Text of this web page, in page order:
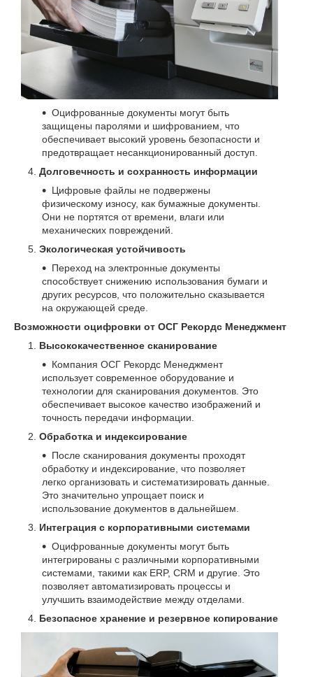
Оцифрованные документы могут быть
защищены паролями и шифрованием, что
обеспечивает высокий уровень безопасности и
предотвращает несанкционированный доступ.
Долговечность и сохранность информации
Цифровые файлы не подвержены
физическому износу, как бумажные документы.
Они не портятся от времени, влаги или
механических повреждений.
Экологическая устойчивость
Переход на электронные документы
способствует снижению использования бумаги и
других ресурсов, что положительно сказывается
на окружающей среде.
Возможности оцифровки от ОСГ Рекордс Менеджмент
Высококачественное сканирование
Компания ОСГ Рекордс Менеджмент
использует современное оборудование и
технологии для сканирования документов. Это
обеспечивает высокое качество изображений и
точность передачи информации.
Обработка и индексирование
После сканирования документы проходят
обработку и индексирование, что позволяет
легко организовать и систематизировать данные.
Это значительно упрощает поиск и
использование документов в дальнейшем.
Интеграция с корпоративными системами
Оцифрованные документы могут быть
интегрированы с различными корпоративными
системами, такими как ERP, CRM и другие. Это
позволяет автоматизировать процессы и
улучшить взаимодействие между отделами.
Безопасное хранение и резервное копирование